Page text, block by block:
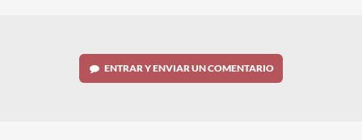
ENTRAR Y ENVIAR UN COMENTARIO